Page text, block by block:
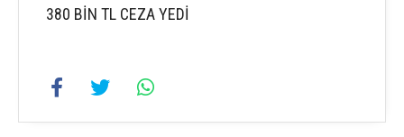
380 BİN TL CEZA YEDİ